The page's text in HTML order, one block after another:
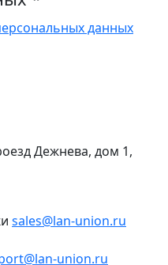
данных
Дежнева, дом 1,
sales@lan-union.ru
union.ru